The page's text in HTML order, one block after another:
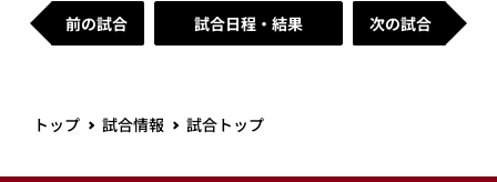
前の試合 試合日程・結果 次の試合
トップ 試合情報 試合トップ